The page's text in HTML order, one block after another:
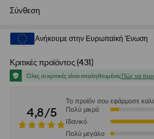
Σύνθεση
Ανήκουμε στην Ευρωπαϊκή Ένωση
Κριτικές προϊόντος(431)
Όλες οι κριτικές είναι επαληθευμένεςΠώς να
4,8/5
Το προϊόν σου εφάρμοσε
Πολύ μικρό
Ιδανικό
Πολύ μεγάλο